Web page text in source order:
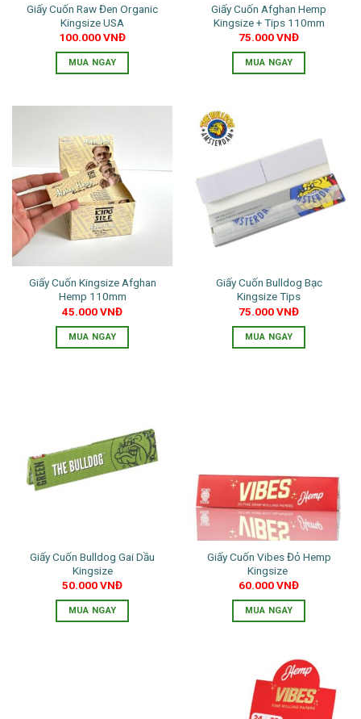
Giấy Cuốn Raw Đen Organic
Kingsize USA
100.000VNĐ
MUA NGAY
Giấy Cuốn Afghan Hemp
Kingsize + Tips 110mm
75.000VNĐ
MUA NGAY
Giấy Cuốn Kingsize Afghan
Hemp 110mm
45.000VNĐ
MUA NGAY
Giấy Cuốn Bulldog Bạc
Kingsize Tips
75.000VNĐ
MUA NGAY
Giấy Cuốn Bulldog Gai Dầu
Kingsize
50.000VNĐ
MUA NGAY
Giấy Cuốn Vibes Đỏ Hemp
Kingsize
60.000VNĐ
MUA NGAY